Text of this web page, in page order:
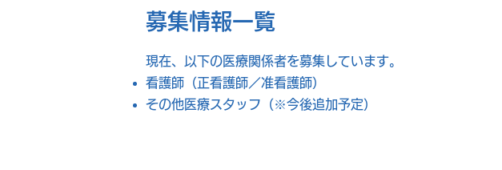
募集情報一覧
現在、以下の医療関係者を募集しています。
看護師（正看護師／准看護師）
その他医療スタッフ（※今後追加予定）